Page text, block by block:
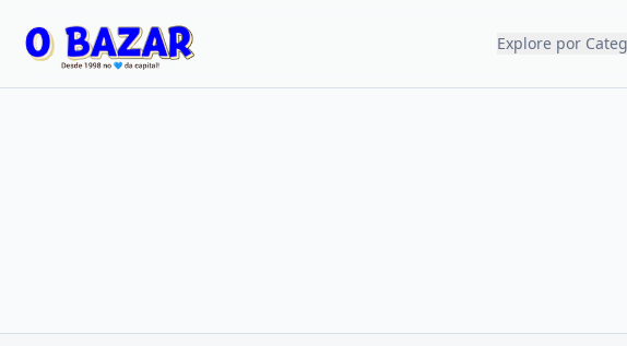
Explore por